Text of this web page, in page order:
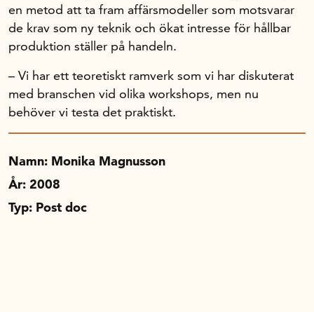
en metod att ta fram affärsmodeller som motsvarar
de krav som ny teknik och ökat intresse för hållbar
produktion ställer på handeln.
– Vi har ett teoretiskt ramverk som vi har diskuterat
med branschen vid olika workshops, men nu
behöver vi testa det praktiskt.
Namn: Monika Magnusson
År: 2008
Typ: Post doc